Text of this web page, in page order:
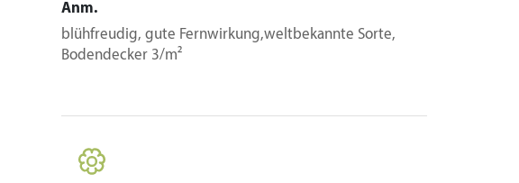
Anm.
blühfreudig, gute Fernwirkung,weltbekannte Sorte,
Bodendecker 3/m²